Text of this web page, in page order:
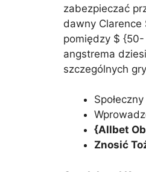
zabezpieczać
dawny
pomiędzy $ {50-
angstrema
szczególnych
{Allbet
Znosić